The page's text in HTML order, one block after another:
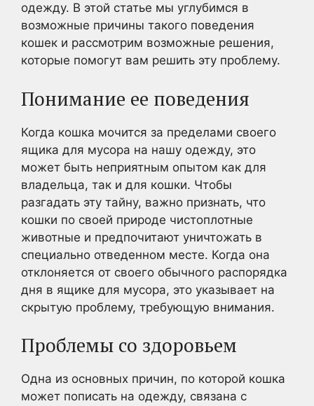
одежду. В этой статье мы углубимся в
возможные причины такого поведения
кошек и рассмотрим возможные решения,
которые помогут вам решить эту проблему.
Понимание ее поведения
Когда кошка мочится за пределами своего
ящика для мусора на нашу одежду, это
может быть неприятным опытом как для
владельца, так и для кошки. Чтобы
разгадать эту тайну, важно признать, что
кошки по своей природе чистоплотные
животные и предпочитают уничтожать в
специально отведенном месте. Когда она
отклоняется от своего обычного распорядка
дня в ящике для мусора, это указывает на
скрытую проблему, требующую внимания.
Проблемы со здоровьем
Одна из основных причин, по которой кошка
может пописать на одежду, связана с